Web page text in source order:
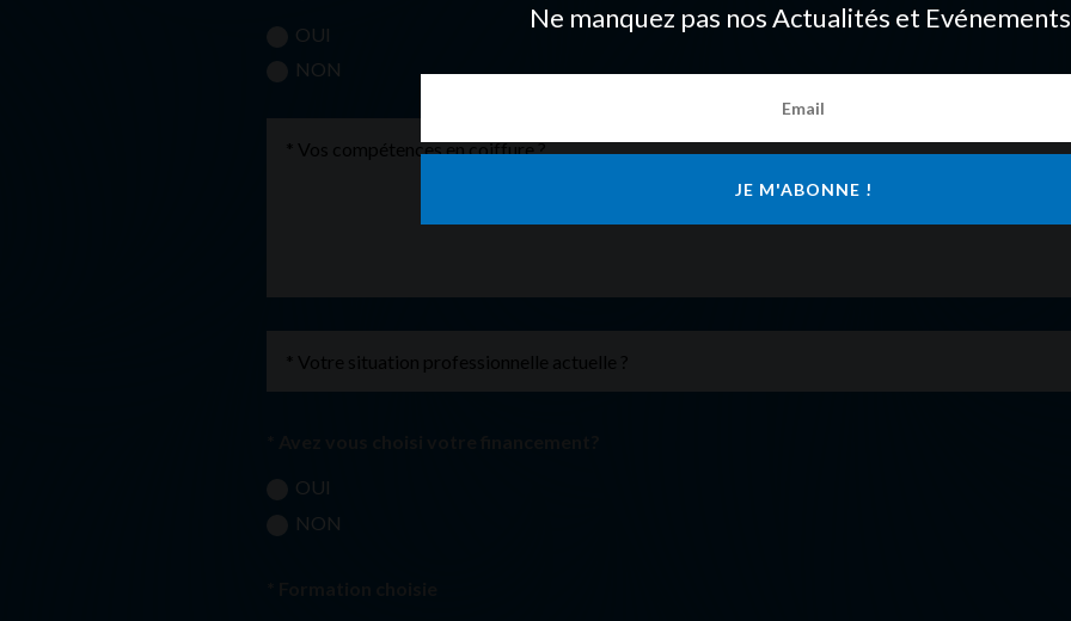
OUI
NON
OUI
NON
Ne manquez pas nos Actualités et
JE M'ABONNE !